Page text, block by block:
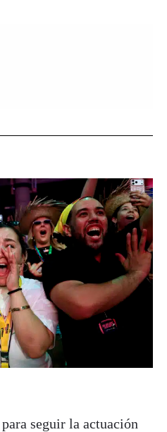
seguir la actuación